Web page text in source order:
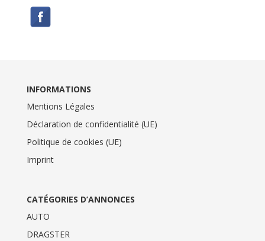
INFORMATIONS
Mentions Légales
Déclaration de confidentialité (UE)
Politique de cookies (UE)
Imprint
CATÉGORIES D’ANNONCES
AUTO
DRAGSTER